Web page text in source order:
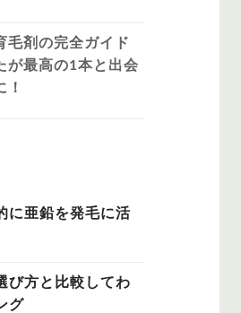
毛剤の完全ガイド
が最高の1本と出会
！
に亜鉛を発毛に活
び方と比較してわ
グ